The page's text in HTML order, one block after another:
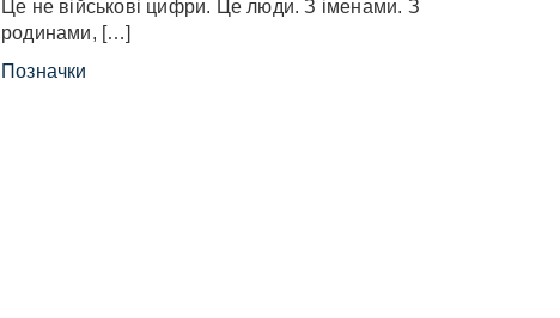
Це не військові цифри. Це люди. З іменами. З
родинами, […]
Позначки